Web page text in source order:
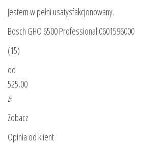
Jestem w pełni usatysfakcjonowany.
Bosch GHO 6500 Professional 0601596000
(15)
od
525,00
zł
Zobacz
Opinia od klient